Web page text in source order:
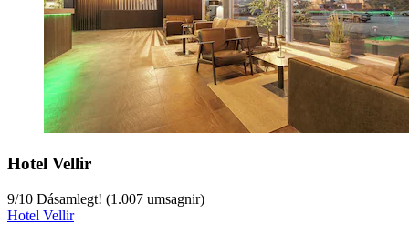
Hotel Vellir
9/10 Dásamlegt! (1.007 umsagnir)
Hotel Vellir